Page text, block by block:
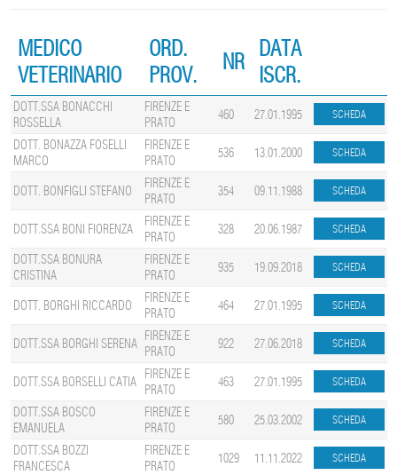
MEDICO
VETERINARIO
ORD.
PROV.
NR DATA
ISCR.
DOTT.SSA BONACCHI
ROSSELLA
FIRENZE E
PRATO
460
27.01.1995
DOTT. BONAZZA FOSELLI
MARCO
FIRENZE E
PRATO
536 13.01.2000
DOTT. BONFIGLI STEFANO
FIRENZE E
PRATO
354 09.11.1988
DOTT.SSA BONI FIORENZA
FIRENZE E
PRATO
328
20.06.1987
DOTT.SSA BONURA
CRISTINA
FIRENZE E
PRATO
935 19.09.2018
DOTT. BORGHI RICCARDO
FIRENZE E
PRATO
464 27.01.1995
DOTT.SSA BORGHI SERENA FIRENZE E
PRATO
922 27.06.2018
DOTT.SSA BORSELLI CATIA FIRENZE E
PRATO
463
27.01.1995
DOTT.SSA BOSCO
EMANUELA
FIRENZE E
PRATO
580
25.03.2002
DOTT.SSA BOZZI
FRANCESCA
FIRENZE E
PRATO
1029 11.11.2022